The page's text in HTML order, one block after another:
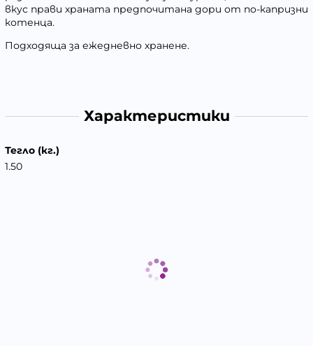
вкус прави храната предпочитана дори от по-капризни
котенца.
Подходяща за ежедневно хранене.
Характеристики
Тегло (кг.)
1.50